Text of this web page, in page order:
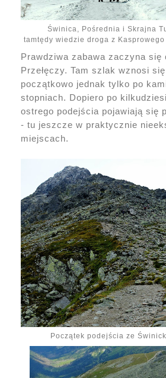
Świnica, Pośrednia i Skrajna
tamtędy wiedzie droga z
Prawdziwa zabawa zaczyna się
Przełęczy. Tam szlak wznosi
początkowo jednak tylko po
stopniach. Dopiero po
ostrego podejścia pojawiają się
- tu jeszcze w praktycznie
miejscach.
Początek podejścia ze